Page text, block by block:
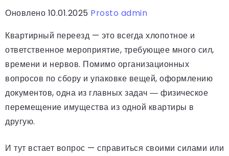
Оновлено 10.01.2025 Prosto admin
Квартирный переезд — это всегда хлопотное и
ответственное мероприятие, требующее много сил,
времени и нервов. Помимо организационных
вопросов по сбору и упаковке вещей, оформлению
документов, одна из главных задач ― физическое
перемещение имущества из одной квартиры в
другую.
И тут встает вопрос — справиться своими силами или